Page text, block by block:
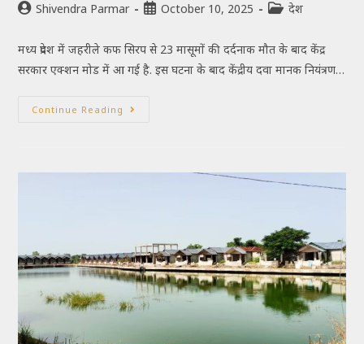
Shivendra Parmar October 10, 2025 देश
मध्य प्रदेश में जहरीले कफ सिरप से 23 मासूमों की दर्दनाक मौत के बाद केंद्र
सरकार एक्शन मोड में आ गई है. इस घटना के बाद केंद्रीय दवा मानक नियंत्रण…
Continue Reading